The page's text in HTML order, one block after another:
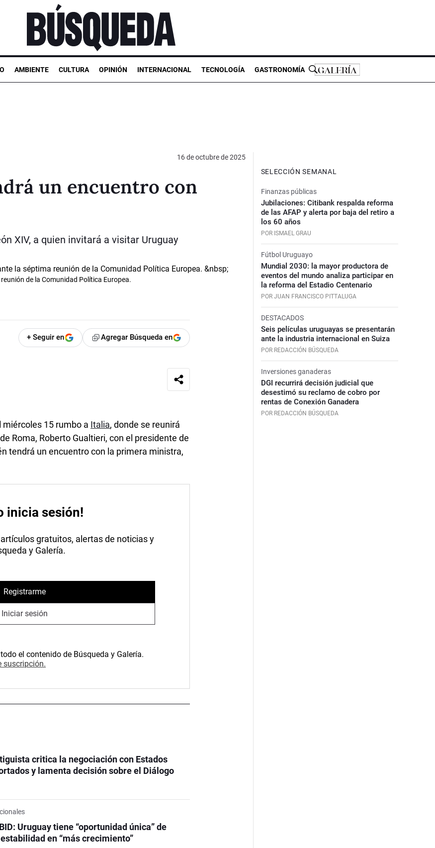
AMBIENTE CULTURA OPINIÓN INTERNACIONAL TECNOLOGÍA GASTRONOMÍA
16 de octubre de 2025
un encuentro con
XIV, a quien invitará a visitar Uruguay
de la Comunidad Política Europea.
+ Seguir en Agregar Búsqueda en
miércoles 15 rumbo a Italia, donde se reunirá
Roma, Roberto Gualtieri, con el presidente de
tendrá un encuentro con la primera ministra,
inicia sesión!
gratuitos, alertas de noticias y
y Galería.
Registrarme
Iniciar sesión
el contenido de Búsqueda y Galería.
suscripción.
critica la negociación con Estados
y lamenta decisión sobre el Diálogo
Uruguay tiene “oportunidad única” de
en “más crecimiento”
SELECCIÓN SEMANAL
Finanzas públicas
Jubilaciones: Citibank respalda reforma
de las AFAP y alerta por baja del retiro a
los 60 años
POR ISMAEL GRAU
Fútbol Uruguayo
Mundial 2030: la mayor productora de
eventos del mundo analiza participar en
la reforma del Estadio Centenario
POR JUAN FRANCISCO PITTALUGA
DESTACADOS
Seis películas uruguayas se presentarán
ante la industria internacional en Suiza
POR REDACCIÓN BÚSQUEDA
Inversiones ganaderas
DGI recurrirá decisión judicial que
desestimó su reclamo de cobro por
rentas de Conexión Ganadera
POR REDACCIÓN BÚSQUEDA